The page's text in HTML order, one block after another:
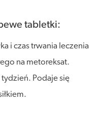
tabletki:
i czas trwania leczenia
na metoreksat.
Podaje się